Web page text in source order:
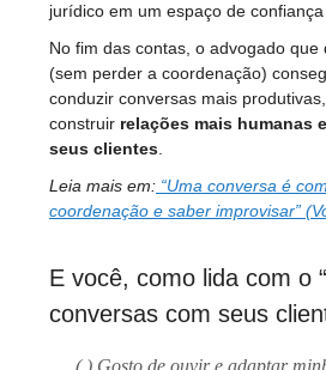
jurídico em um espaço de
No fim das contas, o advogado que
(sem perder a coordenação)
conduzir conversas mais
construir relações mais humanas
seus clientes
Leia mais em: “Uma conversa é
coordenação e saber improvisar”
E você, como lida com o
conversas com seus